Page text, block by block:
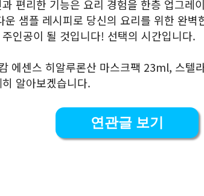
편리한 기능은 요리 경험을 한층 업그레
샘플 레시피로 당신의 요리를 위한 완
인공이 될 것입니다! 선택의 시간입니다.
에센스 히알루론산 마스크팩 23ml, 스텔
알아보겠습니다.
연관글 보기